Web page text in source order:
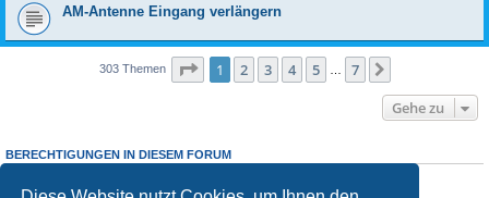
AM-Antenne Eingang verlängern
303 Themen Seite 1von
1 2 3 4 5 7
Gehe zu
BERECHTIGUNGEN IN DIESEM FORUM
Sie dürfenkeineAntworten zu Themen in diesem Forum erstellen.